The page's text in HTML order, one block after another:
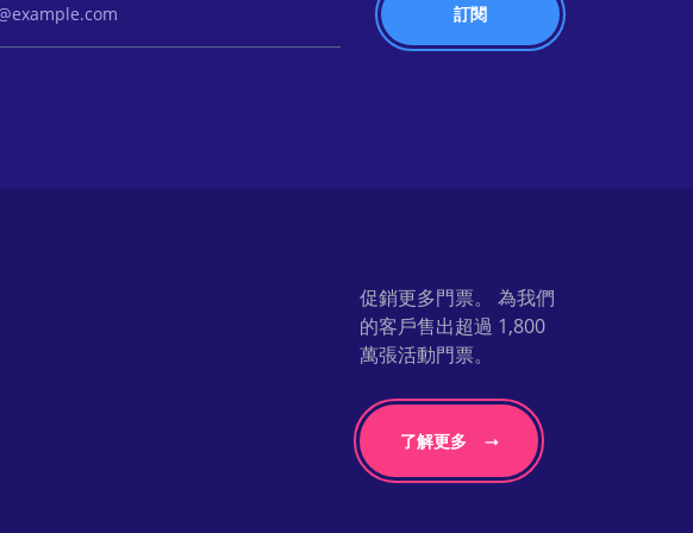
促銷更多門票。 為我們
的客戶售出超過 1,800
萬張活動門票。
了解更多